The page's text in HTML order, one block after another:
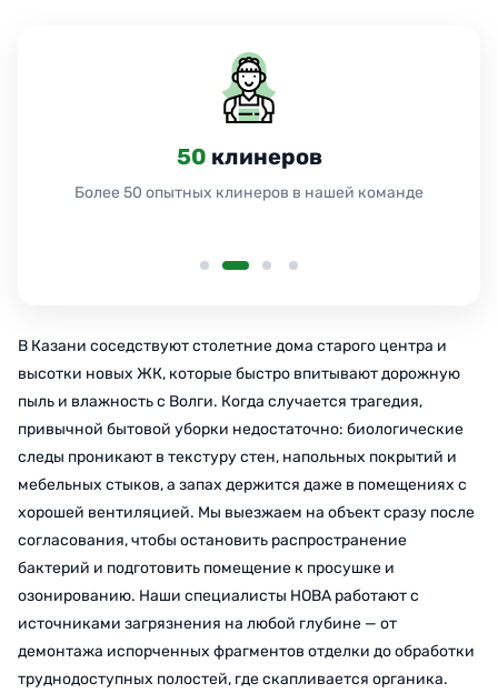
50 клинеров
Более 50 опытных клинеров в нашей команде
В Казани соседствуют столетние дома старого центра и
высотки новых ЖК, которые быстро впитывают дорожную
пыль и влажность с Волги. Когда случается трагедия,
привычной бытовой уборки недостаточно: биологические
следы проникают в текстуру стен, напольных покрытий и
мебельных стыков, а запах держится даже в помещениях с
хорошей вентиляцией. Мы выезжаем на объект сразу после
согласования, чтобы остановить распространение
бактерий и подготовить помещение к просушке и
озонированию. Наши специалисты НОВА работают с
источниками загрязнения на любой глубине — от
демонтажа испорченных фрагментов отделки до обработки
труднодоступных полостей, где скапливается органика.